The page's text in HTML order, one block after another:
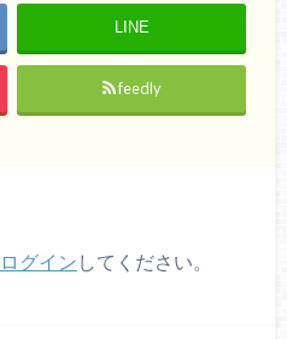
LINE
feedly
ログイン してください。